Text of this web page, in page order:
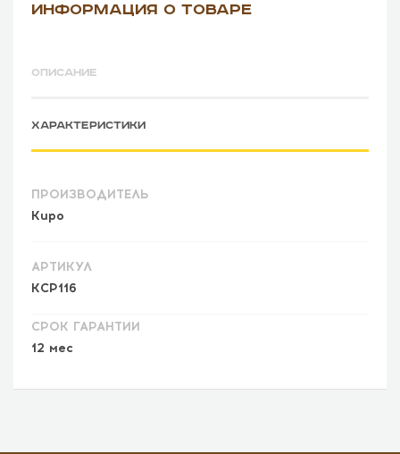
ИНФОРМАЦИЯ О ТОВАРЕ
ОПИСАНИЕ
ХАРАКТЕРИСТИКИ
ПРОИЗВОДИТЕЛЬ
Kupo
АРТИКУЛ
KCP116
СРОК ГАРАНТИИ
12 мес